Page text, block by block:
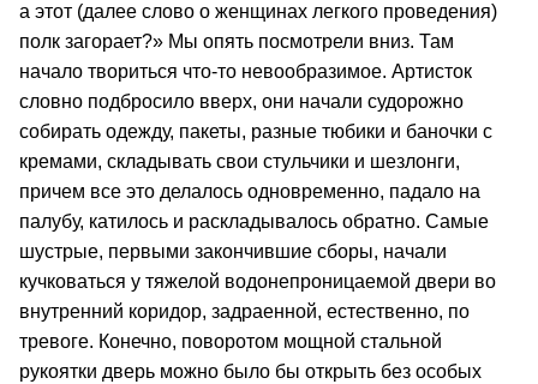
а этот (далее слово о женщинах легкого проведения)
полк загорает?» Мы опять посмотрели вниз. Там
начало твориться что-то невообразимое. Артисток
словно подбросило вверх, они начали судорожно
собирать одежду, пакеты, разные тюбики и баночки с
кремами, складывать свои стульчики и шезлонги,
причем все это делалось одновременно, падало на
палубу, катилось и раскладывалось обратно. Самые
шустрые, первыми закончившие сборы, начали
кучковаться у тяжелой водонепроницаемой двери во
внутренний коридор, задраенной, естественно, по
тревоге. Конечно, поворотом мощной стальной
рукоятки дверь можно было бы открыть без особых